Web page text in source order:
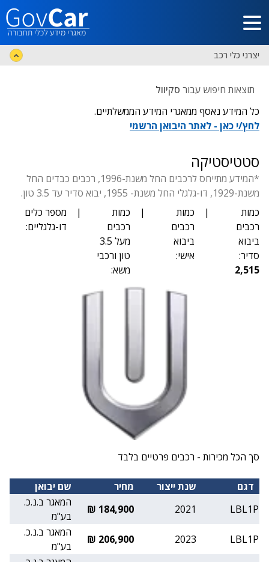
דלג לתוכן הראשי
יצרני כלי רכב
תוצאות חיפוש עבור סקיוול
כל המידע נאסף ממאגרי המידע הממשלתיים.
לחץ/י כאן - לאתר היבואן הרשמי
סטטיסטיקה
*המידע מתייחס לרכבים החל משנת-1996, רכבים כבדים החל
משנת-1929, דו-גלגלי החל משנת- 1955, יבוא סדיר עד 3.5 טון.
כמות
רכבים
ביבוא
סדיר:
2,515
|
כמות
רכבים
ביבוא
אישי:
|
כמות
רכבים
מעל 3.5
טון ורכבי
משא:
|
מספר כלים
דו-גלגליים:
סך הכל מכירות - רכבים פרטיים בלבד
דגם שנת ייצור מחיר
שם יבואן
LBL1P
2021
184,900 ₪
המאגר ב.נ.כ.
בע"מ
LBL1P
2023
206,900 ₪
המאגר ב.נ.כ.
בע"מ